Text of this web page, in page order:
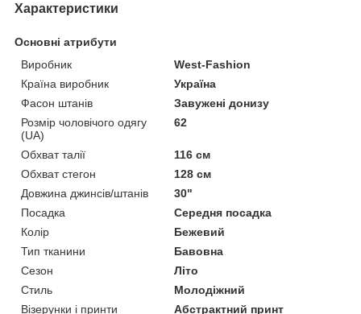
Характеристики
Основні атрибути
Виробник
West-Fashion
Країна виробник
Україна
Фасон штанів
Завужені донизу
Розмір чоловічого одягу
(UA)
62
Обхват талії
116 см
Обхват стегон
128 см
Довжина джинсів/штанів
30"
Посадка
Середня посадка
Колір
Бежевий
Тип тканини
Бавовна
Сезон
Літо
Стиль
Молодіжний
Візерунки і принти
Абстрактний принт